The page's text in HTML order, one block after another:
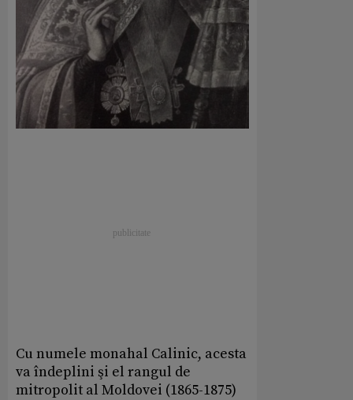
Cu numele monahal Calinic, acesta
va îndeplini şi el rangul de
mitropolit al Moldovei (1865-1875)